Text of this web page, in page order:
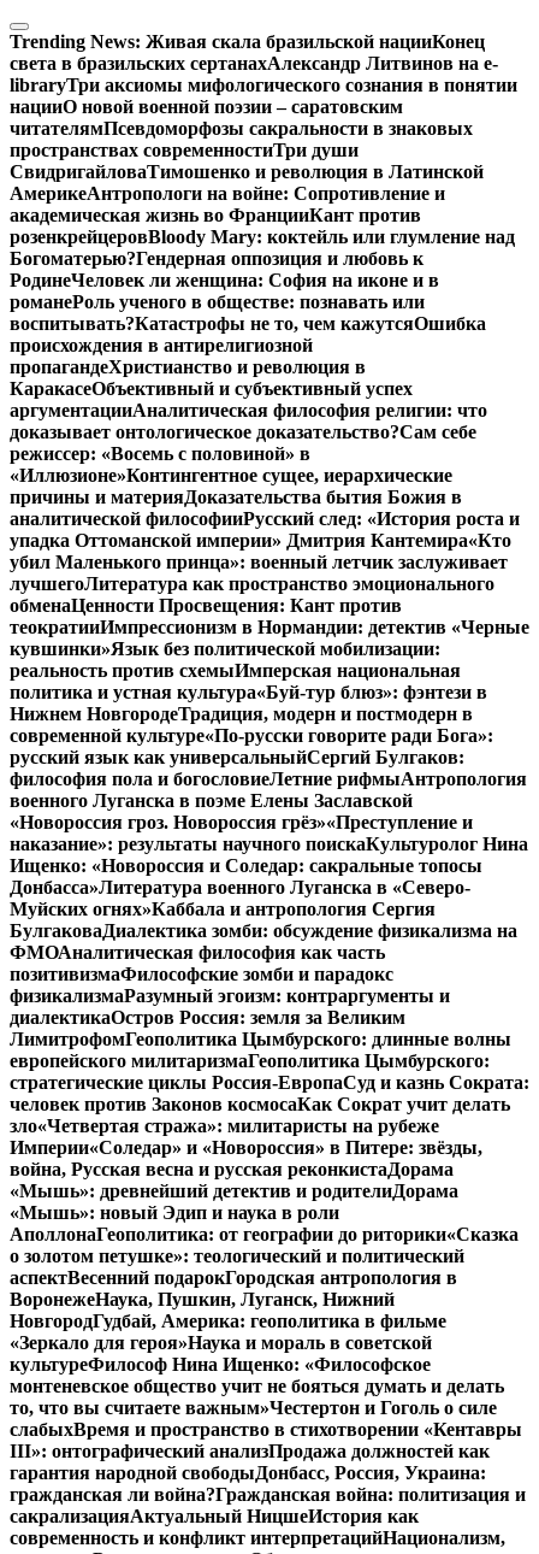
Перейти
к
содержимому
Trending News: Живая скала бразильской нацииКонец
света в бразильских сертанахАлександр Литвинов на e-
libraryТри аксиомы мифологического сознания в понятии
нацииО новой военной поэзии – саратовским
читателямПсевдоморфозы сакральности в знаковых
пространствах современностиТри души
СвидригайловаТимошенко и революция в Латинской
АмерикеАнтропологи на войне: Сопротивление и
академическая жизнь во ФранцииКант против
розенкрейцеровBloody Mary: коктейль или глумление над
Богоматерью?Гендерная оппозиция и любовь к
РодинеЧеловек ли женщина: София на иконе и в
романеРоль ученого в обществе: познавать или
воспитывать?Катастрофы не то, чем кажутсяОшибка
происхождения в антирелигиозной
пропагандеХристианство и революция в
КаракасеОбъективный и субъективный успех
аргументацииАналитическая философия религии: что
доказывает онтологическое доказательство?Сам себе
режиссер: «Восемь с половиной» в
«Иллюзионе»Контингентное сущее, иерархические
причины и материяДоказательства бытия Божия в
аналитической философииРусский след: «История роста и
упадка Оттоманской империи» Дмитрия Кантемира«Кто
убил Маленького принца»: военный летчик заслуживает
лучшегоЛитература как пространство эмоционального
обменаЦенности Просвещения: Кант против
теократииИмпрессионизм в Нормандии: детектив «Черные
кувшинки»Язык без политической мобилизации:
реальность против схемыИмперская национальная
политика и устная культура«Буй-тур блюз»: фэнтези в
Нижнем НовгородеТрадиция, модерн и постмодерн в
современной культуре«По-русски говорите ради Бога»:
русский язык как универсальныйСергий Булгаков:
философия пола и богословиеЛетние рифмыАнтропология
военного Луганска в поэме Елены Заславской
«Новороссия гроз. Новороссия грёз»«Преступление и
наказание»: результаты научного поискаКультуролог Нина
Ищенко: «Новороссия и Соледар: сакральные топосы
Донбасса»Литература военного Луганска в «Северо-
Муйских огнях»Каббала и антропология Сергия
БулгаковаДиалектика зомби: обсуждение физикализма на
ФМОАналитическая философия как часть
позитивизмаФилософские зомби и парадокс
физикализмаРазумный эгоизм: контраргументы и
диалектикаОстров Россия: земля за Великим
ЛимитрофомГеополитика Цымбурского: длинные волны
европейского милитаризмаГеополитика Цымбурского:
стратегические циклы Россия-ЕвропаСуд и казнь Сократа:
человек против Законов космосаКак Сократ учит делать
зло«Четвертая стража»: милитаристы на рубеже
Империи«Соледар» и «Новороссия» в Питере: звёзды,
война, Русская весна и русская реконкистаДорама
«Мышь»: древнейший детектив и родителиДорама
«Мышь»: новый Эдип и наука в роли
АполлонаГеополитика: от географии до риторики«Сказка
о золотом петушке»: теологический и политический
аспектВесенний подарокГородская антропология в
ВоронежеНаука, Пушкин, Луганск, Нижний
НовгородГудбай, Америка: геополитика в фильме
«Зеркало для героя»Наука и мораль в советской
культуреФилософ Нина Ищенко: «Философское
монтеневское общество учит не бояться думать и делать
то, что вы считаете важным»Честертон и Гоголь о силе
слабыхВремя и пространство в стихотворении «Кентавры
III»: онтографический анализПродажа должностей как
гарантия народной свободыДонбасс, Россия, Украина:
гражданская ли война?Гражданская война: политизация и
сакрализацияАктуальный НицшеИстория как
современность и конфликт интерпретацийНационализм,